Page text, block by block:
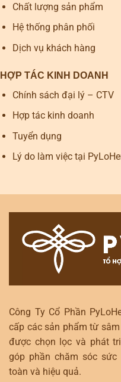
Chất lượng sản phẩm
Hệ thống phân phối
Dịch vụ khách hàng
HỢP TÁC KINH DOANH
Chính sách đại lý – CTV
Hợp tác kinh doanh
Tuyển dụng
Lý do làm việc tại
Công Ty Cổ Phần
cấp các sản phẩm từ
được chọn lọc và phát
góp phần chăm sóc
toàn và hiệu quả.